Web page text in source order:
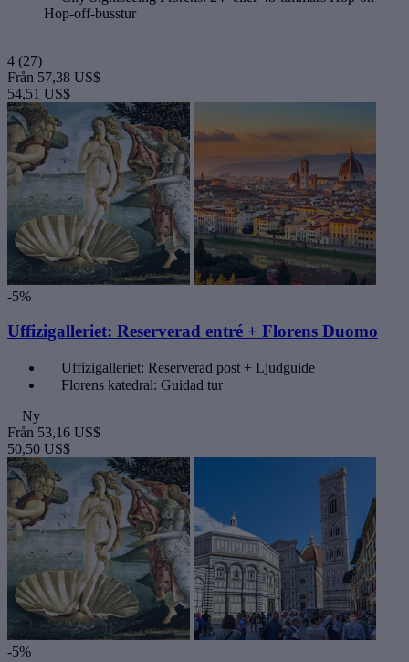
Hop-off-busstur
4 (27)
Från 57,38 US$
54,51 US$
-5%
Uffizigalleriet: Reserverad entré + Florens Duomo
Uffizigalleriet: Reserverad post + Ljudguide
Florens katedral: Guidad tur
Ny
Från 53,16 US$
50,50 US$
-5%